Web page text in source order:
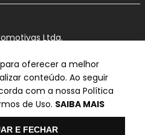
Ltda.
13284-480.
exclusivos para compras via
na Loja Física e Televendas.
checkout.
de dados.
oferecer a melhor
conteúdo. Ao seguir
com a nossa Política
de Uso. SAIBA MAIS
E FECHAR